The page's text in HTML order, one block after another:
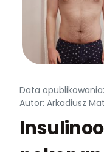
Data
Autor: Arkadiusz